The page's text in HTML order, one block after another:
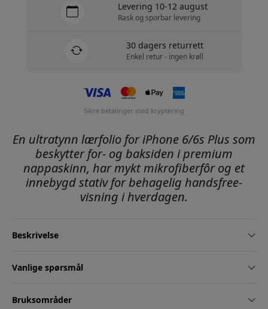
Levering 10-12 august
Rask og sporbar levering
30 dagers returrett
Enkel retur - ingen krøll
Sikre betalinger med kryptering
En ultratynn lærfolio for iPhone 6/6s Plus som
beskytter for- og baksiden i premium
nappaskinn, har mykt mikrofiberfôr og et
innebygd stativ for behagelig handsfree-
visning i hverdagen.
Beskrivelse
Vanlige spørsmål
Bruksområder